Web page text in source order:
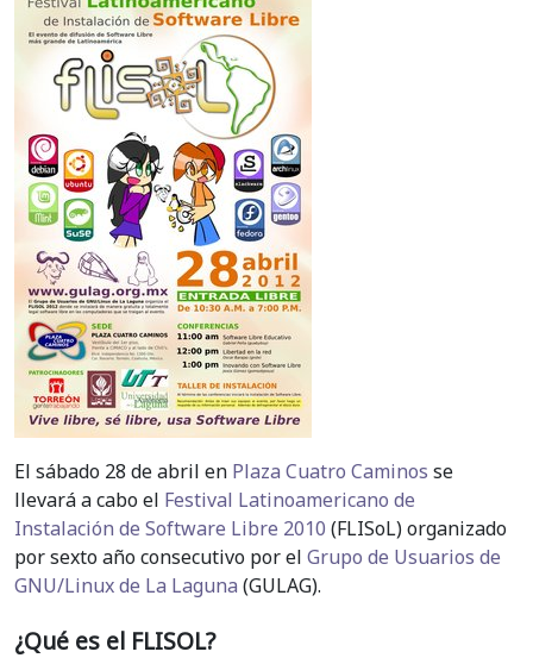
El sábado 28 de abril en Plaza Cuatro Caminos se
llevará a cabo el Festival Latinoamericano de
Instalación de Software Libre 2010 (FLISoL) organizado
por sexto año consecutivo por el Grupo de Usuarios de
GNU/Linux de La Laguna (GULAG).
¿Qué es el FLISOL?